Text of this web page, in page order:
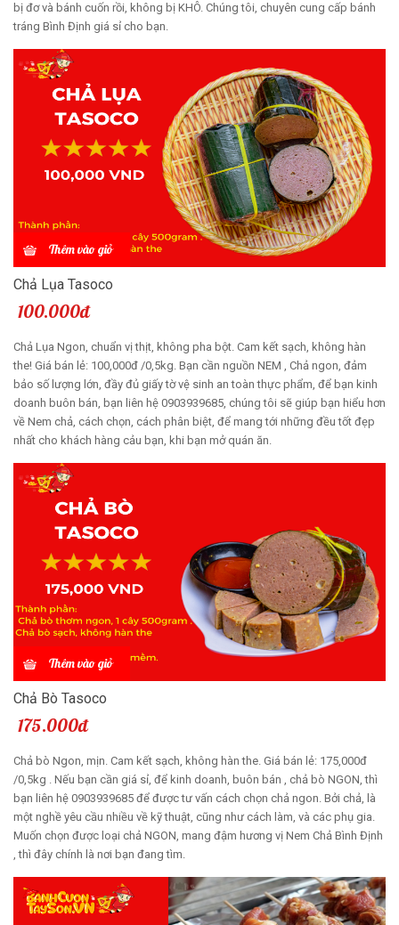
bị đơ và bánh cuốn rồi, không bị KHÔ. Chúng tôi, chuyên cung cấp bánh
tráng Bình Định giá sỉ cho bạn.
Thêm vào giỏ
Chả Lụa Tasoco
100.000đ
Chả Lụa Ngon, chuẩn vị thịt, không pha bột. Cam kết sạch, không hàn
the! Giá bán lẻ: 100,000đ /0,5kg. Bạn cần nguồn NEM , Chả ngon, đảm
bảo số lượng lớn, đầy đủ giấy tờ vệ sinh an toàn thực phẩm, để bạn kinh
doanh buôn bán, bạn liên hệ 0903939685, chúng tôi sẽ giúp bạn hiểu hơn
về Nem chả, cách chọn, cách phân biệt, để mang tới những đều tốt đẹp
nhất cho khách hàng cảu bạn, khi bạn mở quán ăn.
Thêm vào giỏ
Chả Bò Tasoco
175.000đ
Chả bò Ngon, mịn. Cam kết sạch, không hàn the. Giá bán lẻ: 175,000đ
/0,5kg . Nếu bạn cần giá sỉ, để kinh doanh, buôn bán , chả bò NGON, thì
bạn liên hệ 0903939685 để được tư vấn cách chọn chả ngon. Bởi chả, là
một nghề yêu cầu nhiều về kỹ thuật, cũng như cách làm, và các phụ gia.
Muốn chọn được loại chả NGON, mang đậm hương vị Nem Chả Bình Định
, thì đây chính là nơi bạn đang tìm.